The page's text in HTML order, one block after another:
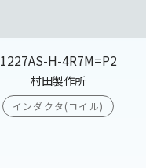
1227AS-H-4R7M=P2
村田製作所
インダクタ(コイル)